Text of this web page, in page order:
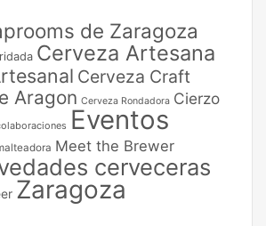
de Zaragoza
Cerveza Artesana
Cerveza Craft
Aragon Cerveza Rondadora Cierzo
Eventos
Meet the Brewer
cerveceras
Zaragoza